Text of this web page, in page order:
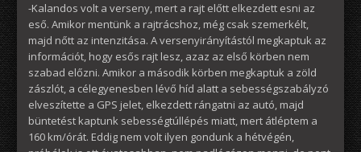
-Kalandos volt a verseny, mert a rajt előtt elkezdett esni az
eső. Amikor mentünk a rajtrácshoz, még csak szemerkélt,
majd nőtt az intenzitása. A versenyirányítástól megkaptuk az
információt, hogy esős rajt lesz, azaz az első körben nem
szabad előzni. Amikor a második körben megkaptuk a zöld
zászlót, a célegyenesben lévő híd alatt a sebességszabályzó
elveszítette a GPS jelet, elkezdett rángatni az autó, majd
büntetést kaptunk sebességtúllépés miatt, mert átléptem a
160 km/órát. Eddig nem volt ilyen gondunk a hétvégén,